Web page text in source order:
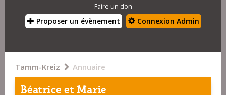
Faire un don
Proposer un évènement Connexion Admin
Tamm-Kreiz Annuaire
Béatrice et Marie